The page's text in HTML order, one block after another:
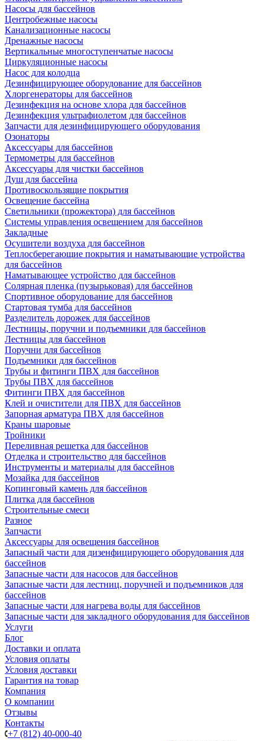
Насосы для бассейнов
Центробежные насосы
Канализационные насосы
Дренажные насосы
Вертикальные многоступенчатые насосы
Циркуляционные насосы
Насос для колодца
Дезинфицирующее оборудование для бассейнов
Хлоргенераторы для бассейнов
Дезинфекция на основе хлора для бассейнов
Дезинфекция ультрафиолетом для бассейнов
Запчасти для дезинфицирующего оборудования
Озонаторы
Аксессуары для бассейнов
Термометры для бассейнов
Аксессуары для чистки бассейнов
Душ для бассейна
Противоскользящие покрытия
Освещение бассейна
Светильники (прожектора) для бассейнов
Системы управления освещением для бассейнов
Закладные
Осушители воздуха для бассейнов
Теплосберегающие покрытия и наматывающие устройства
для бассейнов
Наматывающее устройство для бассейнов
Солярная пленка (пузырьковая) для бассейнов
Спортивное оборудование для бассейнов
Стартовая тумба для бассейнов
Разделитель дорожек для бассейнов
Лестницы, поручни и подъемники для бассейнов
Лестницы для бассейнов
Поручни для бассейнов
Подъемники для бассейнов
Трубы и фитинги ПВХ для бассейнов
Трубы ПВХ для бассейнов
Фитинги ПВХ для бассейнов
Клей и очистители для ПВХ для бассейнов
Запорная арматура ПВХ для бассейнов
Краны шаровые
Тройники
Переливная решетка для бассейнов
Отделка и строительство для бассейнов
Инструменты и материалы для бассейнов
Мозайка для бассейнов
Копинговый камень для бассейнов
Плитка для бассейнов
Строительные смеси
Разное
Запчасти
Аксессуары для освещения бассейнов
Запасный части для дизенфицирующего оборудования для
бассейнов
Запасные части для насосов для бассейнов
Запасные части для лестниц, поручней и подъемников для
бассейнов
Запасные части для нагрева воды для бассейнов
Запасные части для закладного оборудования для бассейнов
Услуги
Блог
Доставки и оплата
Условия оплаты
Условия доставки
Гарантия на товар
Компания
О компании
Отзывы
Контакты
+7 (812) 40-000-40